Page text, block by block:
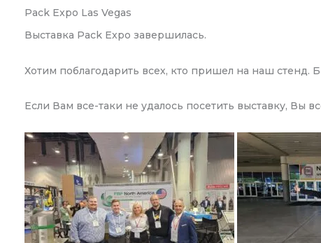
Pack Expo Las Vegas
Выставка Pack Expo завершилась.
Хотим поблагодарить всех, кто пришел на наш стенд.
Если Вам все-таки не удалось посетить выставку, Вы